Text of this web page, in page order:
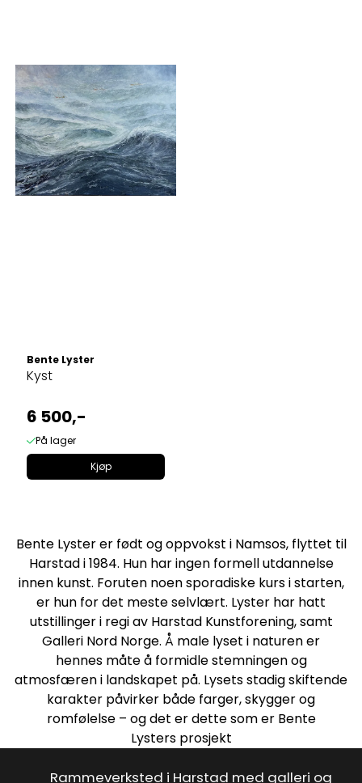
Bente Lyster
Kyst
6 500,-
På lager
Kjøp
Bente Lyster er født og oppvokst i Namsos, flyttet til
Harstad i 1984. Hun har ingen formell utdannelse
innen kunst. Foruten noen sporadiske kurs i starten,
er hun for det meste selvlært. Lyster har hatt
utstillinger i regi av Harstad Kunstforening, samt
Galleri Nord Norge. Å male lyset i naturen er
hennes måte å formidle stemningen og
atmosfæren i landskapet på. Lysets stadig skiftende
karakter påvirker både farger, skygger og
romfølelse – og det er dette som er Bente
Lysters prosjekt
Rammeverksted i Harstad med galleri og